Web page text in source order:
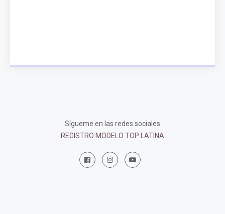
Sígueme en las redes sociales
REGISTRO MODELO TOP LATINA